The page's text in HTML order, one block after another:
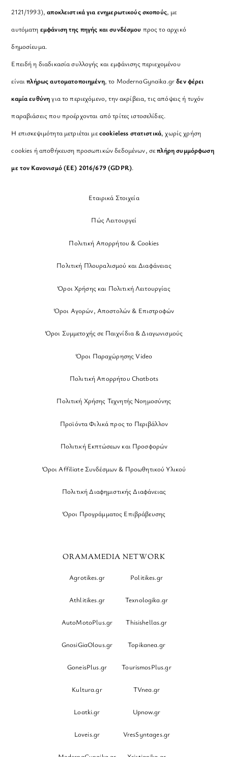
2121/1993), αποκλειστικά για ενημερωτικούς σκοπούς, με
αυτόματη εμφάνιση της πηγής και συνδέσμου προς το αρχικό
δημοσίευμα.
Επειδή η διαδικασία συλλογής και εμφάνισης περιεχομένου
είναιπλήρως αυτοματοποιημένη, το ModernaGynaika.grδεν φέρει
καμία ευθύνηγια το περιεχόμενο, την ακρίβεια, τις απόψεις ή τυχόν
παραβιάσεις που προέρχονται από τρίτες ιστοσελίδες.
Η επισκεψιμότητα μετριέται μεcookieless στατιστικά, χωρίς χρήση
cookies ή αποθήκευση προσωπικών δεδομένων, σεπλήρη συμμόρφωση
με τον Κανονισμό (ΕΕ) 2016/679 (GDPR).
Εταιρικά Στοιχεία
Πώς Λειτουργεί
Πολιτική Απορρήτου & Cookies
Πολιτική Πλουραλισμού και Διαφάνειας
Όροι Χρήσης και Πολιτική Λειτουργίας
Όροι Αγορών, Αποστολών & Επιστροφών
Όροι Συμμετοχής σε Παιχνίδια & Διαγωνισμούς
Όροι Παραχώρησης Video
Πολιτική Απορρήτου Chatbots
Πολιτική Χρήσης Τεχνητής Νοημοσύνης
Προϊόντα Φιλικά προς το Περιβάλλον
Πολιτική Εκπτώσεων και Προσφορών
Όροι Affiliate Συνδέσμων & Προωθητικού Υλικού
Πολιτική Διαφημιστικής Διαφάνειας
Όροι Προγράμματος Επιβράβευσης
ORAMAMEDIA NETWORK
Agrotikes.gr Politikes.gr
Athlitikes.gr Texnologika.gr
AutoMotoPlus.gr Thisishellas.gr
GnosiGiaOlous.gr Topikanea.gr
GoneisPlus.gr TourismosPlus.gr
Kultura.gr TVnea.gr
Loatki.gr Upnow.gr
Loveis.gr VresSyntages.gr